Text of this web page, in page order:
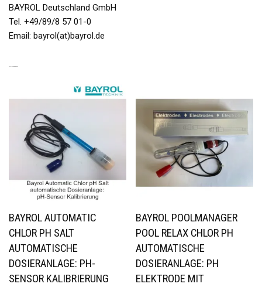
BAYROL Deutschland GmbH
Tel. +49/89/8 57 01-0
Email: bayrol(at)bayrol.de
BAYROL AUTOMATIC
CHLOR PH SALT
AUTOMATISCHE
DOSIERANLAGE: PH-
SENSOR KALIBRIERUNG
BAYROL POOLMANAGER
POOL RELAX CHLOR PH
AUTOMATISCHE
DOSIERANLAGE: PH
ELEKTRODE MIT